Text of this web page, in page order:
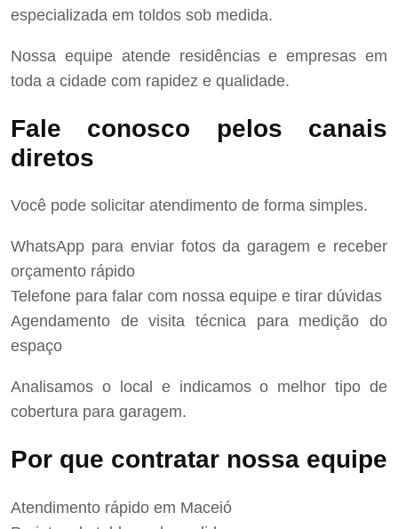
especializada em toldos sob medida.
Nossa equipe atende residências e empresas em
toda a cidade com rapidez e qualidade.
Fale conosco pelos canais
diretos
Você pode solicitar atendimento de forma simples.
WhatsApp para enviar fotos da garagem e receber
orçamento rápido
Telefone para falar com nossa equipe e tirar dúvidas
Agendamento de visita técnica para medição do
espaço
Analisamos o local e indicamos o melhor tipo de
cobertura para garagem.
Por que contratar nossa equipe
Atendimento rápido em Maceió